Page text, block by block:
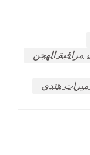
مراقبة الهجن
هندي